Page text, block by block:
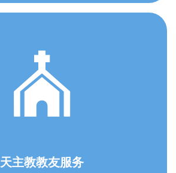
天主教教友服务